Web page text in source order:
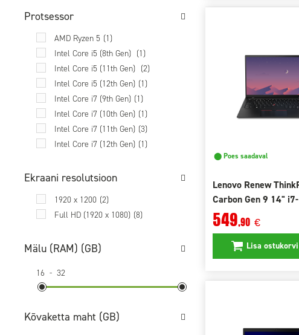
Protsessor
AMD Ryzen 5 (1)
Intel Core i5 (8th Gen) (1)
Intel Core i5 (11th Gen) (2)
Intel Core i5 (12th Gen) (1)
Intel Core i7 (9th Gen) (1)
Intel Core i7 (10th Gen) (1)
Intel Core i7 (11th Gen) (3)
Intel Core i7 (12th Gen) (1)
Ekraani resolutsioon
1920 x 1200 (2)
Full HD (1920 x 1080) (8)
Mälu (RAM) (GB)
16 - 32
Kõvaketta maht (GB)
⬤ Poes saadaval
Lenovo Renew
Carbon Gen 9 14"
16GB 512GB SSD
549,90 €
Lisa ostukorvi